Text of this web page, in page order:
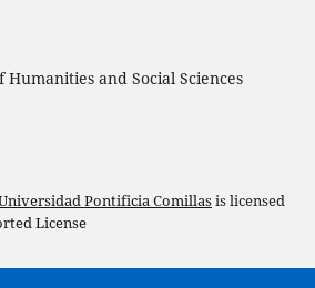
and Social Sciences
Pontificia Comillasis licensed
License